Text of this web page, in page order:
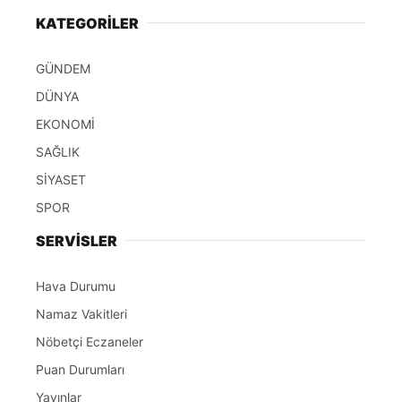
KATEGORİLER
GÜNDEM
DÜNYA
EKONOMİ
SAĞLIK
SİYASET
SPOR
SERVİSLER
Hava Durumu
Namaz Vakitleri
Nöbetçi Eczaneler
Puan Durumları
Yayınlar